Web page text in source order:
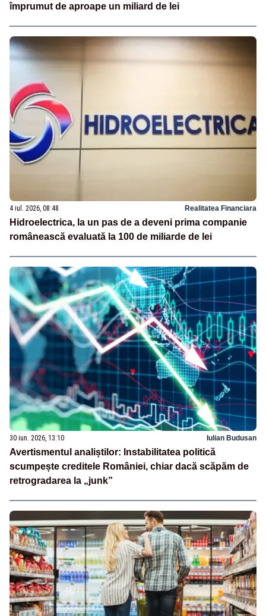
împrumut de aproape un miliard de lei
4 iul. 2026, 08:48 Realitatea Financiara
Hidroelectrica, la un pas de a deveni prima companie
românească evaluată la 100 de miliarde de lei
30 iun. 2026, 13:10 Iulian Budusan
Avertismentul analiștilor: Instabilitatea politică
scumpește creditele României, chiar dacă scăpăm de
retrogradarea la „junk”